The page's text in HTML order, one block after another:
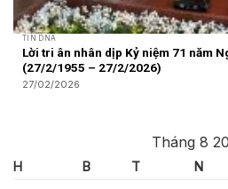
TIN DNA
Lời tri ân nhân dịp Kỷ niệm 71 năm
(27/2/1955 – 27/2/2026)
27/02/2026
Tháng 8
H B T N